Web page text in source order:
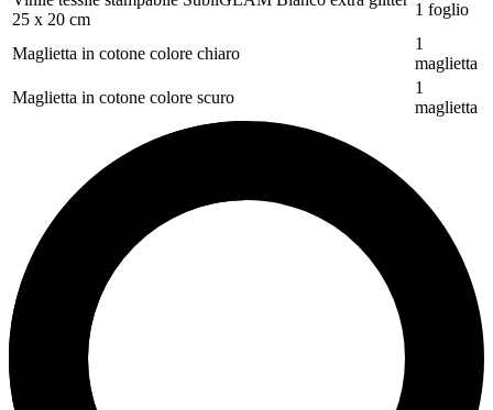
25 x 20 cm
1 foglio
Maglietta in cotone colore chiaro
1
maglietta
Maglietta in cotone colore scuro
1
maglietta